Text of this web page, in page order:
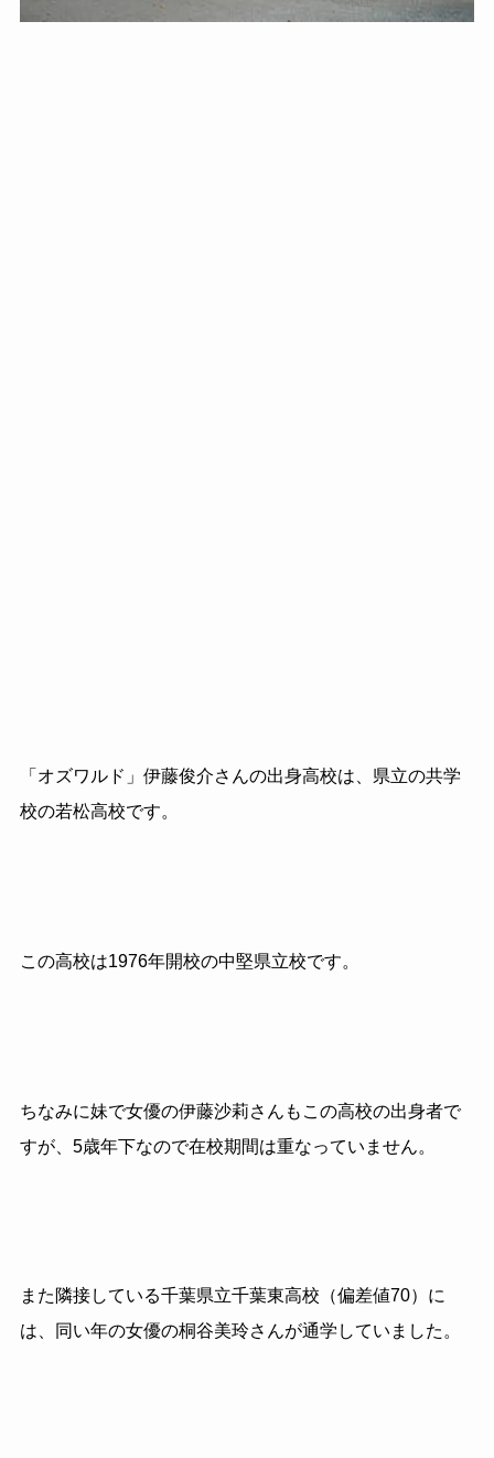
「オズワルド」伊藤俊介さんの出身高校は、県立の共学
校の若松高校です。
この高校は1976年開校の中堅県立校です。
ちなみに妹で女優の伊藤沙莉さんもこの高校の出身者で
すが、5歳年下なので在校期間は重なっていません。
また隣接している千葉県立千葉東高校（偏差値70）に
は、同い年の女優の桐谷美玲さんが通学していました。